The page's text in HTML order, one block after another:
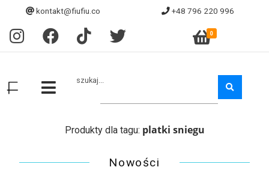
kontakt@fiufiu.co +48 796 220 996
0
szukaj...
Produkty dla tagu: platki sniegu
Nowości